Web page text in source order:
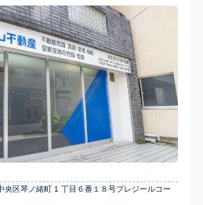
央区琴ノ緒町 1 丁目６番１８号プレジールコー